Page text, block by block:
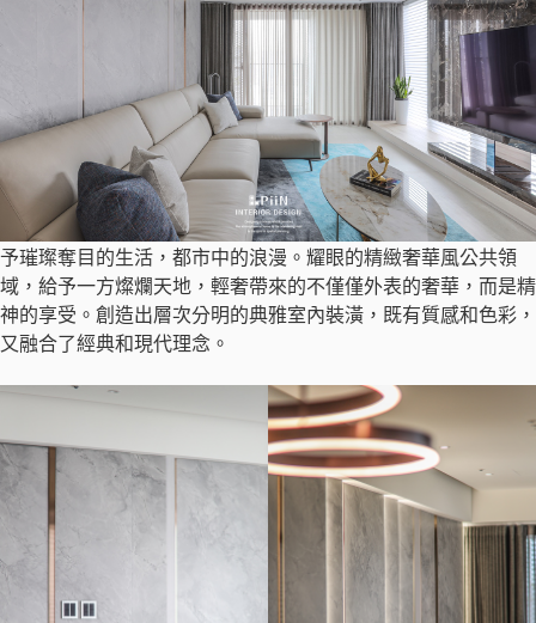
予璀璨奪目的生活，都市中的浪漫。耀眼的精緻奢華風公共領
域，給予一方燦爛天地，輕奢帶來的不僅僅外表的奢華，而是精
神的享受。創造出層次分明的典雅室內裝潢，既有質感和色彩，
又融合了經典和現代理念。